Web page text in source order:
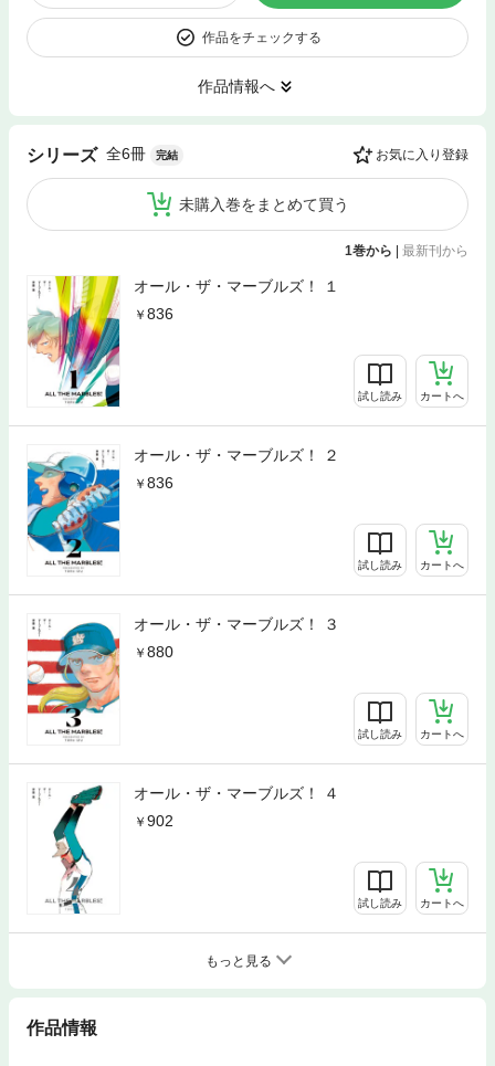
作品をチェックする
作品情報へ
シリーズ 全6冊 完結 お気に入り登録
未購入巻をまとめて買う
1巻から | 最新刊から
オール・ザ・マーブルズ！ １
836
試し読み カートへ
オール・ザ・マーブルズ！ ２
836
試し読み カートへ
オール・ザ・マーブルズ！ ３
880
試し読み カートへ
オール・ザ・マーブルズ！ ４
902
試し読み カートへ
もっと見る
作品情報